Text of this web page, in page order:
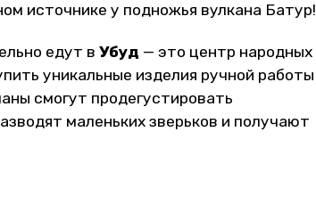
источнике у подножья вулкана Батур!
едут вУбуд — это центр народных
уникальные изделия ручной работы
смогут продегустировать
маленьких зверьков и получают